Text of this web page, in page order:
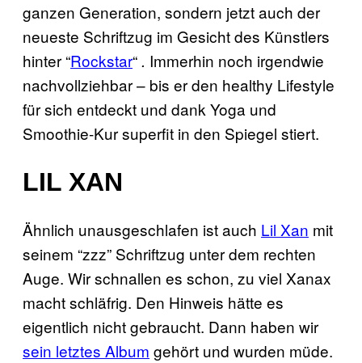
ganzen Generation, sondern jetzt auch der
neueste Schriftzug im Gesicht des Künstlers
hinter “Rockstar“. Immerhin noch irgendwie
nachvollziehbar – bis er den healthy Lifestyle
für sich entdeckt und dank Yoga und
Smoothie-Kur superfit in den Spiegel stiert.
LIL XAN
Ähnlich unausgeschlafen ist auch Lil Xan mit
seinem “zzz” Schriftzug unter dem rechten
Auge. Wir schnallen es schon, zu viel Xanax
macht schläfrig. Den Hinweis hätte es
eigentlich nicht gebraucht. Dann haben wir
sein letztes Album gehört und wurden müde.